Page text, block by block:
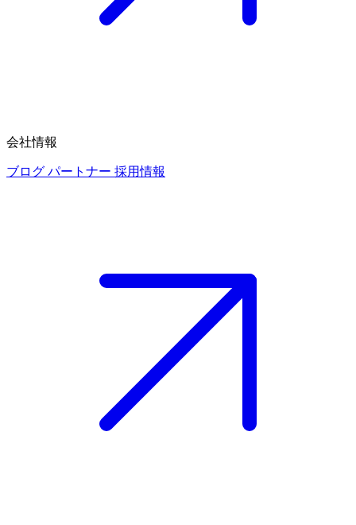
会社情報
ブログ パートナー 採用情報